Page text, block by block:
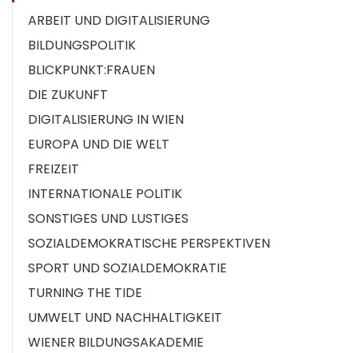
ARBEIT UND DIGITALISIERUNG
BILDUNGSPOLITIK
BLICKPUNKT:FRAUEN
DIE ZUKUNFT
DIGITALISIERUNG IN WIEN
EUROPA UND DIE WELT
FREIZEIT
INTERNATIONALE POLITIK
SONSTIGES UND LUSTIGES
SOZIALDEMOKRATISCHE PERSPEKTIVEN
SPORT UND SOZIALDEMOKRATIE
TURNING THE TIDE
UMWELT UND NACHHALTIGKEIT
WIENER BILDUNGSAKADEMIE